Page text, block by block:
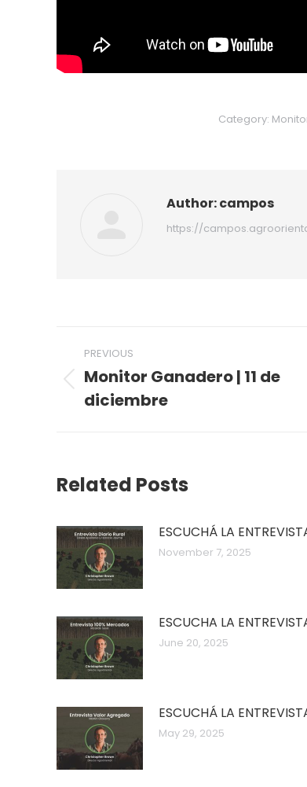
Category:
Author:campos
https://
Post
navigation
PREVIOUS
Previous
post:
Monitor Ganadero | 11 de
diciembre
Related Posts
ESCUCHÁ LA
November 7, 2025
ESCUCHA LA
June 20, 2025
ESCUCHÁ LA
May 29, 2025